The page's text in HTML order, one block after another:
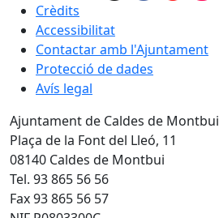
Crèdits
Accessibilitat
Contactar amb l'Ajuntament
Protecció de dades
Avís legal
Ajuntament de Caldes de Montbui
Plaça de la Font del Lleó, 11
08140 Caldes de Montbui
Tel. 93 865 56 56
Fax 93 865 56 57